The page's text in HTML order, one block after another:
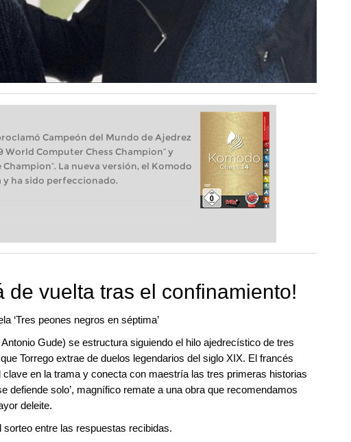
Campeón del Mundo de Ajedrez
World Computer Chess Champion“ y
La nueva versión, el Komodo
y ha sido perfeccionado.
de vuelta tras el confinamiento!
‘Tres peones negros en séptima’
Gude) se estructura siguiendo el hilo ajedrecístico de tres
Torrego extrae de duelos legendarios del siglo XIX. El francés
en la trama y conecta con maestría las tres primeras historias
defiende solo’, magnífico remate a una obra que recomendamos
deleite.
entre las respuestas recibidas.